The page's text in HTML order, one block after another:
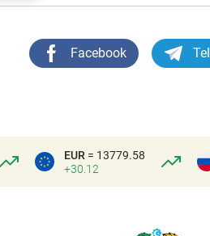
Facebook
EUR = 13779.58
+30.12